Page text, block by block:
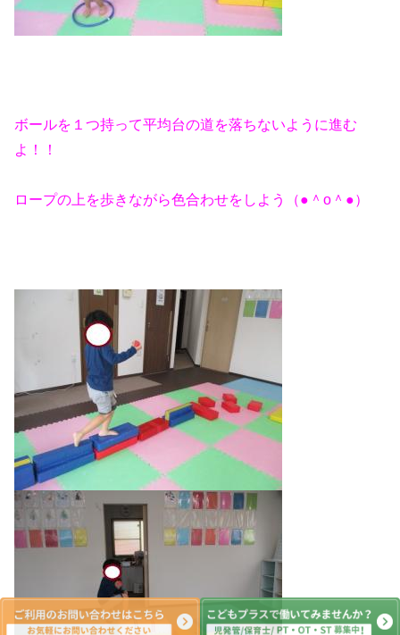
ボールを１つ持って平均台の道を落ちないように進む
よ！！
ロープの上を歩きながら色合わせをしよう（●＾o＾●）